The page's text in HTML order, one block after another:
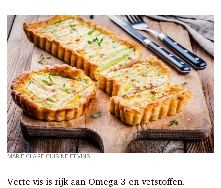
MARIE CLAIRE CUISINE ET VINS
Vette vis is rijk aan Omega 3 en vetstoffen.